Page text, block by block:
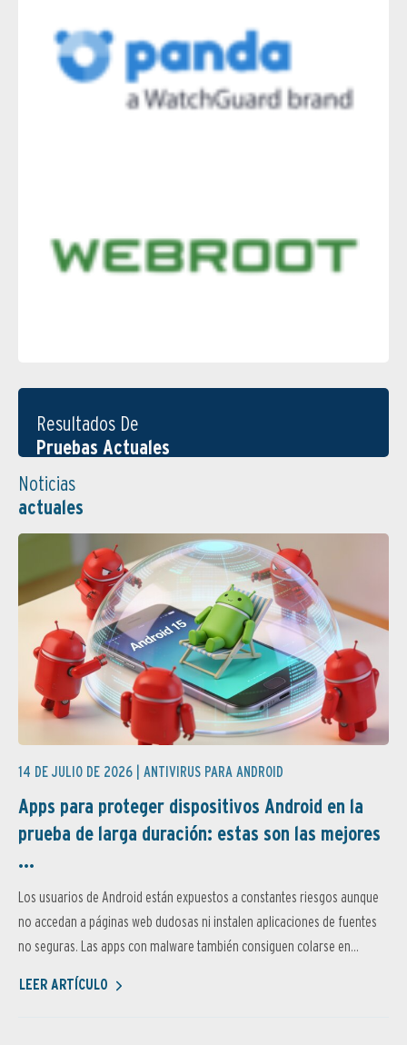
Resultados De
Pruebas Actuales
Noticias
actuales
14 DE JULIO DE 2026 | ANTIVIRUS PARA ANDROID
Apps para proteger dispositivos Android en la
prueba de larga duración: estas son las mejores
...
Los usuarios de Android están expuestos a constantes riesgos aunque
no accedan a páginas web dudosas ni instalen aplicaciones de fuentes
no seguras. Las apps con malware también consiguen colarse en...
LEER ARTÍCULO